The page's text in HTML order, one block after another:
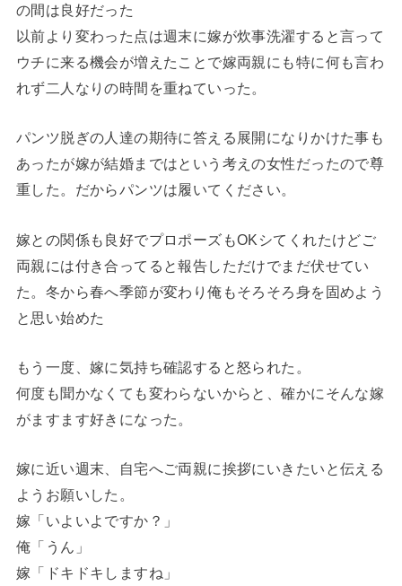
の間は良好だった
以前より変わった点は週末に嫁が炊事洗濯すると言って
ウチに来る機会が増えたことで嫁両親にも特に何も言わ
れず二人なりの時間を重ねていった。
パンツ脱ぎの人達の期待に答える展開になりかけた事も
あったが嫁が結婚まではという考えの女性だったので尊
重した。だからパンツは履いてください。
嫁との関係も良好でプロポーズもOKシてくれたけどご
両親には付き合ってると報告しただけでまだ伏せてい
た。冬から春へ季節が変わり俺もそろそろ身を固めよう
と思い始めた
もう一度、嫁に気持ち確認すると怒られた。
何度も聞かなくても変わらないからと、確かにそんな嫁
がますます好きになった。
嫁に近い週末、自宅へご両親に挨拶にいきたいと伝える
ようお願いした。
嫁「いよいよですか？」
俺「うん」
嫁「ドキドキしますね」